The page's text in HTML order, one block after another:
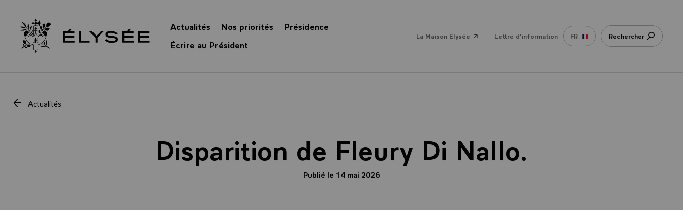
Retour à l’accueil Élysée
Actualités Nos priorités
Présidence
Écrire au Président
La Maison Élysée Lettre d'information FR Rechercher
Actualités
Disparition de Fleury Di Nallo.
Publié le 14 mai 2026